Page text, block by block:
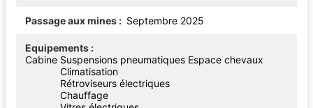
Passage aux mines Septembre 2025
Equipements
Cabine Suspensions pneumatiques
Climatisation
Rétroviseurs électriques
Chauffage
Espace chevaux